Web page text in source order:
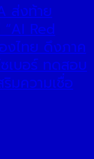
ส่งท้าย
Red
งไทย ดึงภาค
ซเบอร์ ทดสอบ
มความเชื่อ